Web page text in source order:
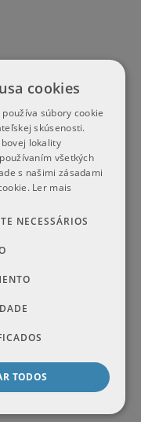
cookies
súbory cookie
skúsenosti.
lokality
všetkých
s našimi zásadami
Ler mais
NECESSÁRIOS
TODOS